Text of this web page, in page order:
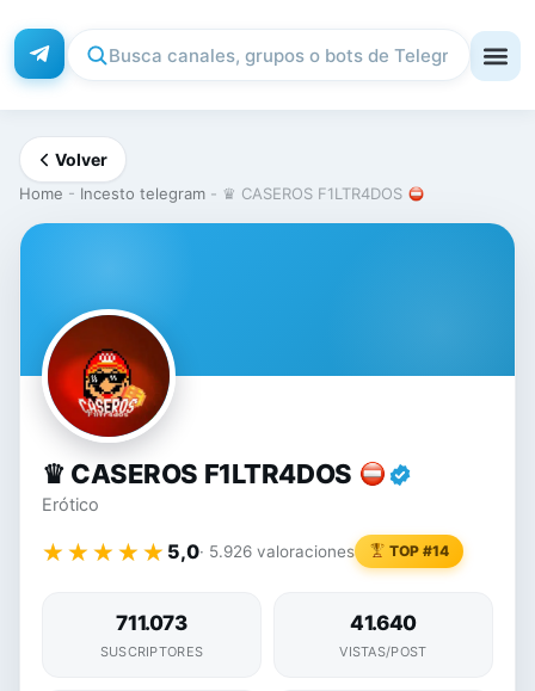
Volver
Home - Incesto telegram - ♛ CASEROS F1LTR4DOS
♛
♛ CASEROS F1LTR4DOS
Erótico
★★★★★
★★★★★ 5,0· 5.926 valoraciones TOP #14
711.073
SUSCRIPTORES
41.640
VISTAS/POST